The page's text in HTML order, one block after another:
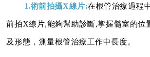
1.術前拍攝X線片:在根管治療過程
前拍X線片,能夠幫助診斷,掌握髓室的位
及形態，測量根管治療工作中長度。